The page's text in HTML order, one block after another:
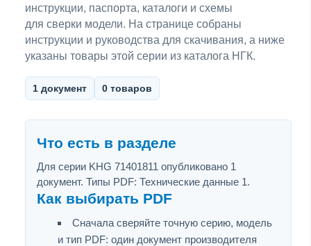
инструкции, паспорта, каталоги и схемы
для сверки модели. На странице собраны
инструкции и руководства для скачивания, а ниже
указаны товары этой серии из каталога НГК.
1 документ 0 товаров
Что есть в разделе
Для серии KHG 71401811 опубликовано 1
документ. Типы PDF: Технические данные 1.
Как выбирать PDF
Сначала сверяйте точную серию, модель
и тип PDF: один документ производителя